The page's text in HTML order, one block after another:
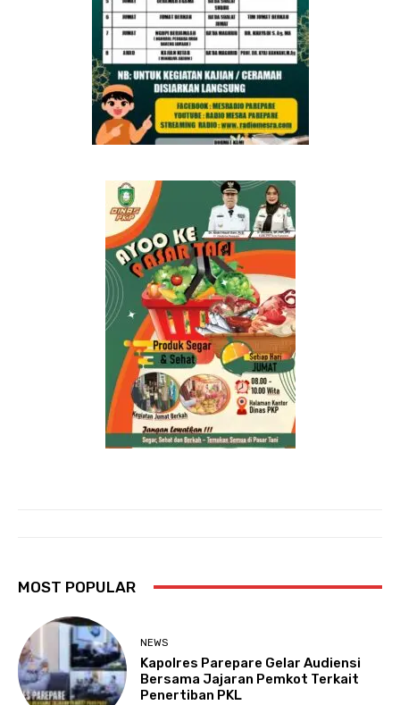
MOST POPULAR
NEWS
Kapolres Parepare Gelar Audiensi
Bersama Jajaran Pemkot Terkait
Penertiban PKL